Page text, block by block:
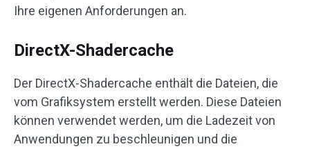
Ihre eigenen Anforderungen an.
DirectX-Shadercache
Der DirectX-Shadercache enthält die Dateien, die
vom Grafiksystem erstellt werden. Diese Dateien
können verwendet werden, um die Ladezeit von
Anwendungen zu beschleunigen und die